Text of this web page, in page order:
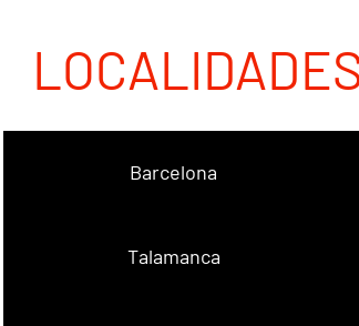
Barcelona
Talamanca